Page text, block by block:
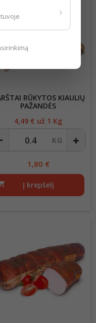
RŪKYTOS KIAULIŲ
PAŽANDĖS
Kaina
4,49 € už 1 Kg
1,80 €
Į krepšelį
›